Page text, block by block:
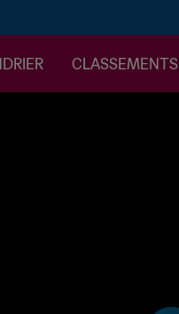
CLASSEMENTS